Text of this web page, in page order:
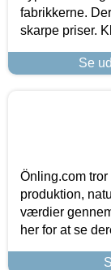
fabrikkerne.
skarpe priser.
Se
Önling.com
produktion,
værdier
her for at se